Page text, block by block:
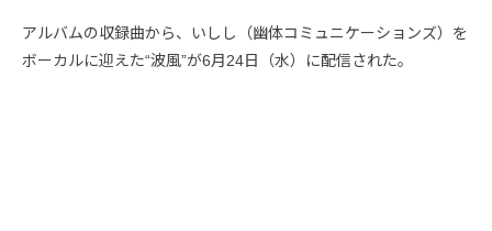
アルバムの収録曲から、いしし（幽体コミュニケーションズ）を
ボーカルに迎えた“波風”が6月24日（水）に配信された。